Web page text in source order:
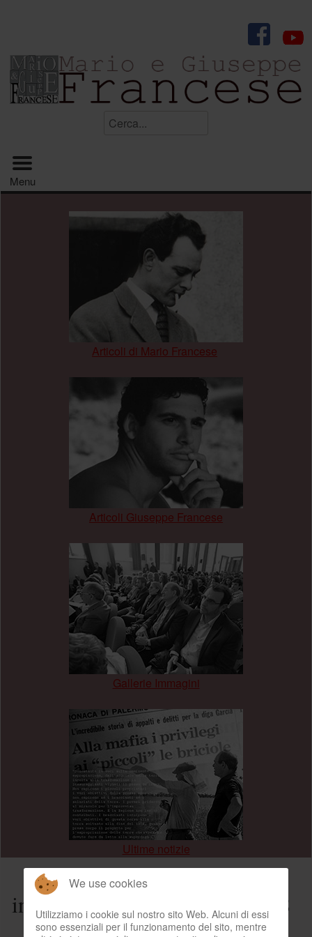
Menu principale
Menu
Articoli di Mario Francese
Articoli Giuseppe Francese
Gallerie Immagini
Ultime notizie
intervista Mario Francese 1978
We use cookies
Utilizziamo i cookie sul nostro sito Web. Alcuni di essi
sono essenziali per il funzionamento del sito, mentre